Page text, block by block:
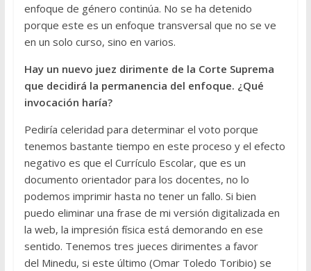
enfoque de género continúa. No se ha detenido
porque este es un enfoque transversal que no se ve
en un solo curso, sino en varios.
Hay un nuevo juez dirimente de la Corte Suprema
que decidirá la permanencia del enfoque. ¿Qué
invocación haría?
Pediría celeridad para determinar el voto porque
tenemos bastante tiempo en este proceso y el efecto
negativo es que el Currículo Escolar, que es un
documento orientador para los docentes, no lo
podemos imprimir hasta no tener un fallo. Si bien
puedo eliminar una frase de mi versión digitalizada en
la web, la impresión física está demorando en ese
sentido. Tenemos tres jueces dirimentes a favor
del Minedu, si este último (Omar Toledo Toribio) se